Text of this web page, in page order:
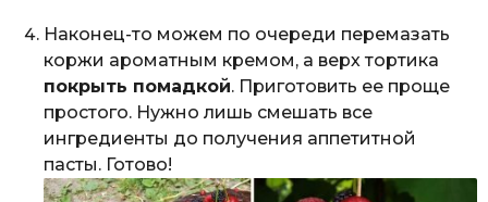
Наконец-то можем по очереди перемазать
коржи ароматным кремом, а верх тортика
покрыть помадкой. Приготовить ее проще
простого. Нужно лишь смешать все
ингредиенты до получения аппетитной
пасты. Готово!